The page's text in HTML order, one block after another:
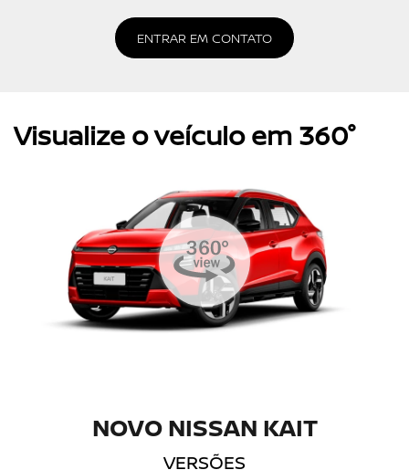
ENTRAR EM CONTATO
Visualize o veículo em 360°
NOVO NISSAN KAIT
VERSÕES